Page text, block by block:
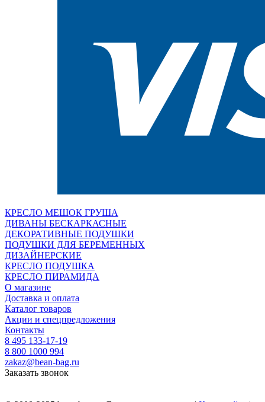
КРЕСЛО МЕШОК ГРУША
ДИВАНЫ БЕСКАРКАСНЫЕ
ДЕКОРАТИВНЫЕ ПОДУШКИ
ПОДУШКИ ДЛЯ БЕРЕМЕННЫХ
ДИЗАЙНЕРСКИЕ
КРЕСЛО ПОДУШКА
КРЕСЛО ПИРАМИДА
О магазине
Доставка и оплата
Каталог товаров
Акции и спецпредложения
Контакты
8 495 133-17-19
8 800 1000 994
zakaz@bean-bag.ru
Заказать звонок